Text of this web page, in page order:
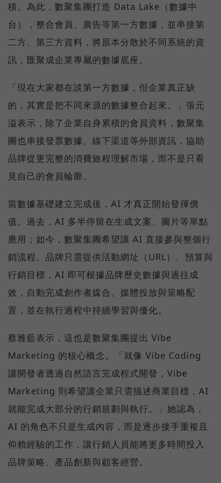
積。為此，數聚集團打造 Data Lake（數據中
台），整合會員、廣告等第一方數據，並串接第
二方、第三方資料，將原本分散於不同系統的資
訊，匯聚成企業專屬的數據底座。
「現在大家都在談第一方數據，但企業真正缺
的，其實是把不同來源的數據整合起來。」張元
溢表示，除了企業自身累積的會員資料，數聚集
團也串接發票數據、線下渠道等外部資訊，協助
品牌從更完整的消費旅程理解市場，而不是只看
見自己的會員輪廓。
當數據基礎建立完成後，AI 才真正開始發揮價
值。過去，AI 多半停留在生成文案、圖片等單點
應用；如今，數聚集團希望讓 AI 直接參與整個行
銷流程。品牌只需提供活動網址（URL）、預算與
行銷目標，AI 即可根據品牌歷史數據與過往成
效，自動完成創作者媒合、媒體投放與策略配
置，並在執行過程中持續學習與優化。
蔡雅藍表示，這也是數聚集團提出 Vibe
Marketing 的核心概念。「就像 Vibe Coding
讓開發者透過自然語言完成程式開發，Vibe
Marketing 則希望讓企業只需描述商業目標，AI
就能完成大部分的行銷規劃與執行。」她認為，
AI 的角色不只是生成內容，而是逐步接手重複且
仰賴經驗的工作，讓行銷人員能將更多時間投入
品牌策略、產品創新與顧客經營。